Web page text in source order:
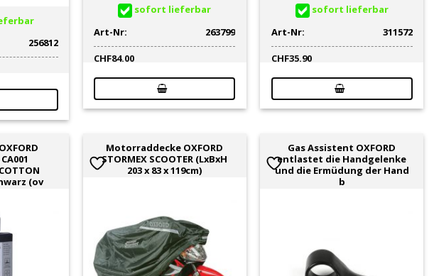
256812
sofort lieferbar
Art-Nr:
263799
CHF84.00
sofort lieferbar
Art-Nr:
311572
CHF35.90
(ov
Motorraddecke OXFORD
STORMEX SCOOTER (LxBxH
203 x 83 x 119cm)
Gas Assistent OXFORD
entlastet die Handgelenke
und die Ermüdung der Hand
b